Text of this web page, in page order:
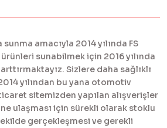
amacıyla 2014 yılında FS
sunabilmek için 2016 yılında
Sizlere daha sağlıklı
yılından bu yana otomotiv
sitemizden yapılan alışverişler
ulaşması için sürekli olarak stoklu
gerçekleşmesi ve gerekli